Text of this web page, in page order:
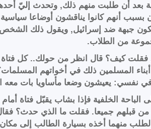
بعد أن طلبت منهم ذلك, وتحدث إليّ
بسبب أنهم كانوا يناقشون أوضاعا
ضد إسرائيل, ويقول ذلك الشخص,
من الطلاب.
فقلت كيف؟ قال انظر من حولك.. كل
المسلمين ذلك في أخواتهم
يعيشون وضعا مأساويا بات معه
الخلفية فإذا بشاب يقبّل فتاة
من قبلهم جميعا. فقلت ما الذي حدث؟
منهما أخذه بسيارة الطالب إلى مكان